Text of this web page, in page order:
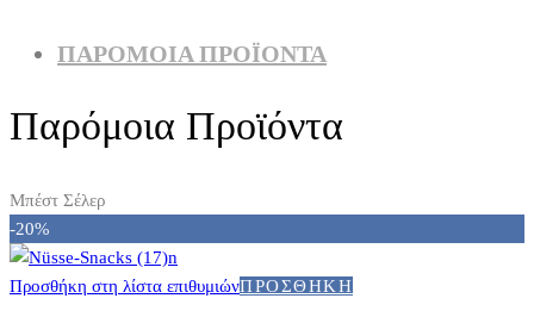
ΠΑΡΌΜΟΙΑ ΠΡΟΪΌΝΤΑ
Παρόμοια Προϊόντα
Μπέστ Σέλερ
-20%
Προσθήκη στη λίστα επιθυμιώνΠΡΟΣΘΉΚΗ